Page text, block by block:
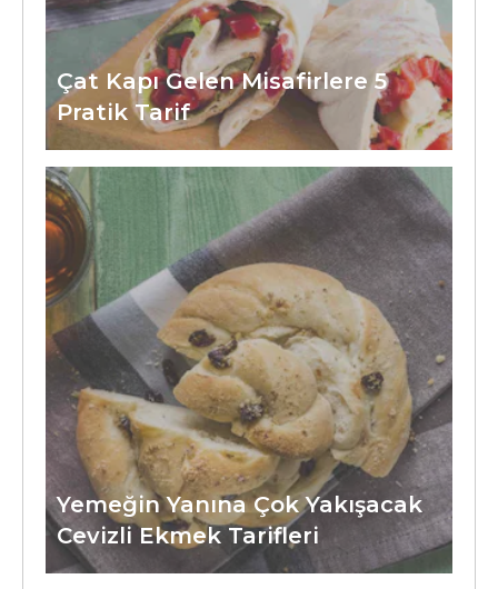
Çat Kapı Gelen Misafirlere 5
Pratik Tarif
Yemeğin Yanına Çok Yakışacak
Cevizli Ekmek Tarifleri